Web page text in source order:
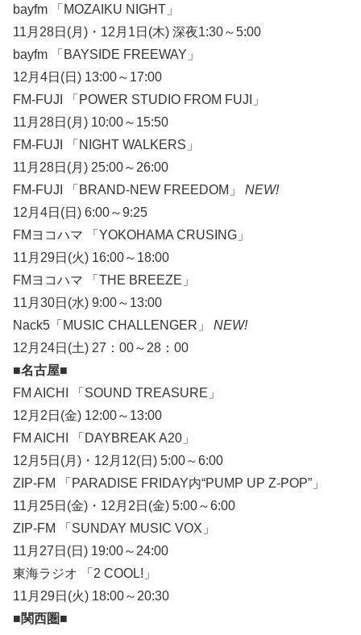
bayfm 「MOZAIKU NIGHT」
11月28日(月)・12月1日(木) 深夜1:30～5:00
bayfm 「BAYSIDE FREEWAY」
12月4日(日) 13:00～17:00
FM-FUJI 「POWER STUDIO FROM FUJI」
11月28日(月) 10:00～15:50
FM-FUJI 「NIGHT WALKERS」
11月28日(月) 25:00～26:00
FM-FUJI 「BRAND-NEW FREEDOM」 NEW!
12月4日(日) 6:00～9:25
FMヨコハマ 「YOKOHAMA CRUSING」
11月29日(火) 16:00～18:00
FMヨコハマ 「THE BREEZE」
11月30日(水) 9:00～13:00
Nack5「MUSIC CHALLENGER」 NEW!
12月24日(土) 27：00～28：00
■名古屋■
FM AICHI 「SOUND TREASURE」
12月2日(金) 12:00～13:00
FM AICHI 「DAYBREAK A20」
12月5日(月)・12月12(日) 5:00～6:00
ZIP-FM 「PARADISE FRIDAY内“PUMP UP Z-POP”」
11月25日(金)・12月2日(金) 5:00～6:00
ZIP-FM 「SUNDAY MUSIC VOX」
11月27日(日) 19:00～24:00
東海ラジオ 「2 COOL!」
11月29日(火) 18:00～20:30
■関西圏■